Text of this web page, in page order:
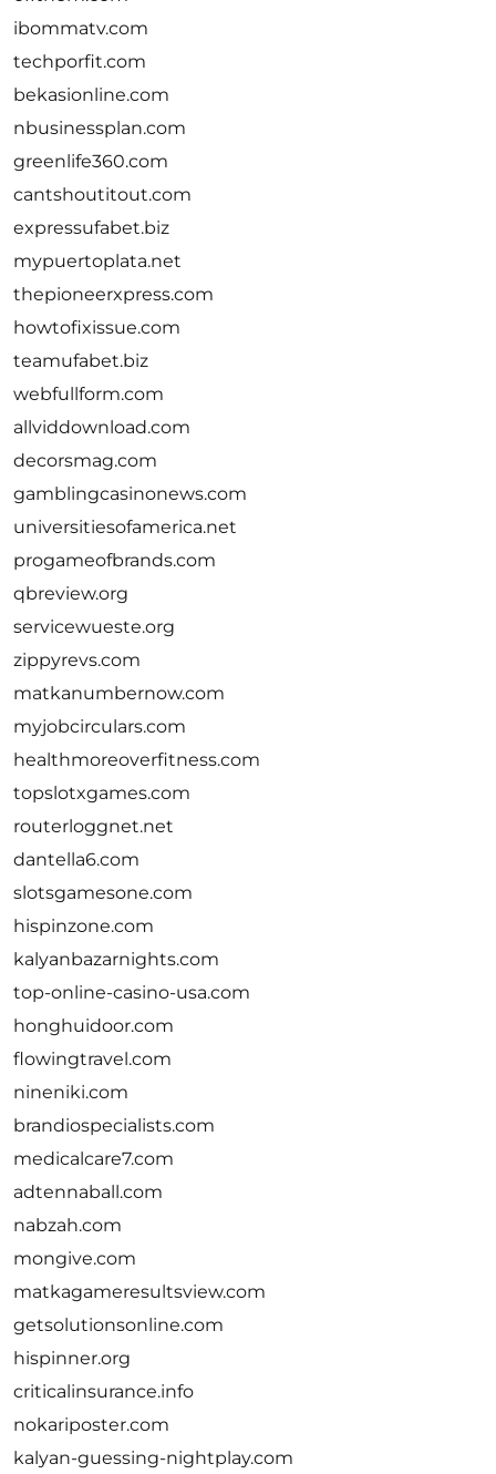
ibommatv.com
techporfit.com
bekasionline.com
nbusinessplan.com
greenlife360.com
cantshoutitout.com
expressufabet.biz
mypuertoplata.net
thepioneerxpress.com
howtofixissue.com
teamufabet.biz
webfullform.com
allviddownload.com
decorsmag.com
gamblingcasinonews.com
universitiesofamerica.net
progameofbrands.com
qbreview.org
servicewueste.org
zippyrevs.com
matkanumbernow.com
myjobcirculars.com
healthmoreoverfitness.com
topslotxgames.com
routerloggnet.net
dantella6.com
slotsgamesone.com
hispinzone.com
kalyanbazarnights.com
top-online-casino-usa.com
honghuidoor.com
flowingtravel.com
nineniki.com
brandiospecialists.com
medicalcare7.com
adtennaball.com
nabzah.com
mongive.com
matkagameresultsview.com
getsolutionsonline.com
hispinner.org
criticalinsurance.info
nokariposter.com
kalyan-guessing-nightplay.com